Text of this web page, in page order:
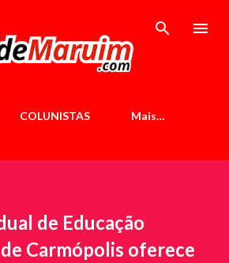
COLUNISTAS Mais…
de Educação
Carmópolis oferece